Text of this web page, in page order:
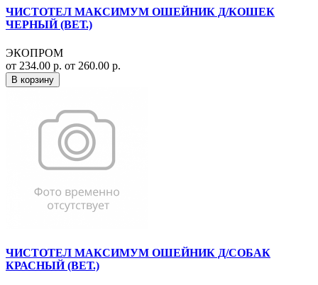
ЧИСТОТЕЛ МАКСИМУМ ОШЕЙНИК Д/КОШЕК
ЧЕРНЫЙ (ВЕТ.)
ЭКОПРОМ
от 234.00 р. от 260.00 р.
В корзину
ЧИСТОТЕЛ МАКСИМУМ ОШЕЙНИК Д/СОБАК
КРАСНЫЙ (ВЕТ.)